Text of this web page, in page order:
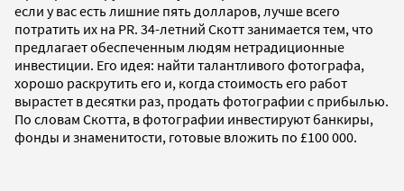
если у вас есть лишние пять долларов, лучше всего
потратить их на PR. 34-летний Скотт занимается тем, что
предлагает обеспеченным людям нетрадиционные
инвестиции. Его идея: найти талантливого фотографа,
хорошо раскрутить его и, когда стоимость его работ
вырастет в десятки раз, продать фотографии с прибылью.
По словам Скотта, в фотографии инвестируют банкиры,
фонды и знаменитости, готовые вложить по £100 000.